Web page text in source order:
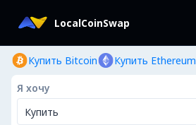
LocalCoinSwap
Купить Bitcoin Купить Ethereum
Я хочу
Купить